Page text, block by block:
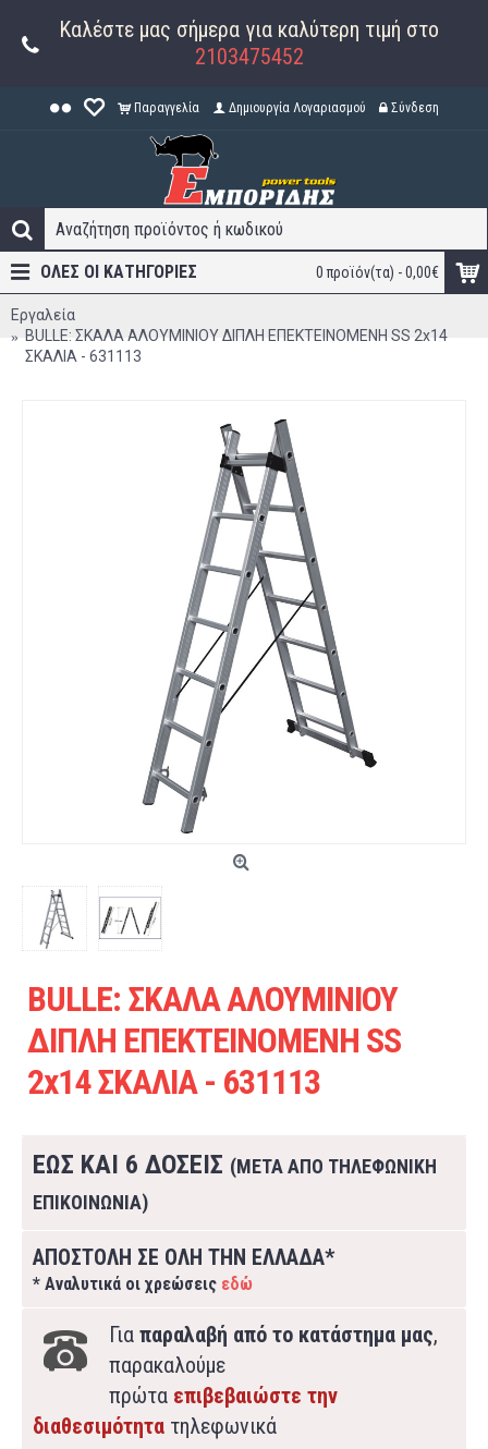
Καλέστε μας σήμερα για καλύτερη τιμή στο
2103475452
Παραγγελία Δημιουργία Λογαριασμού Σύνδεση
0 προϊόν(τα) - 0,00€
ΟΛΕΣ ΟΙ ΚΑΤΗΓΟΡΊΕΣ
Εργαλεία
BULLE: ΣΚΑΛΑ ΑΛΟΥΜΙΝΙΟΥ ΔΙΠΛΗ ΕΠΕΚΤΕΙΝΟΜΕΝΗ SS 2x14
ΣΚΑΛΙΑ - 631113
BULLE: ΣΚΑΛΑ ΑΛΟΥΜΙΝΙΟΥ
ΔΙΠΛΗ ΕΠΕΚΤΕΙΝΟΜΕΝΗ SS
2x14 ΣΚΑΛΙΑ - 631113
ΕΩΣ ΚΑΙ 6 ΔΟΣΕΙΣ (ΜΕΤΑ ΑΠΟ ΤΗΛΕΦΩΝΙΚΗ
ΕΠΙΚΟΙΝΩΝΙΑ)
ΑΠΟΣΤΟΛΗ ΣΕ ΟΛΗ ΤΗΝ ΕΛΛΑΔΑ*
* Αναλυτικά οι χρεώσεις εδώ
Για παραλαβή από το κατάστημα μας,
παρακαλούμε
πρώτα επιβεβαιώστε την
διαθεσιμότητα τηλεφωνικά